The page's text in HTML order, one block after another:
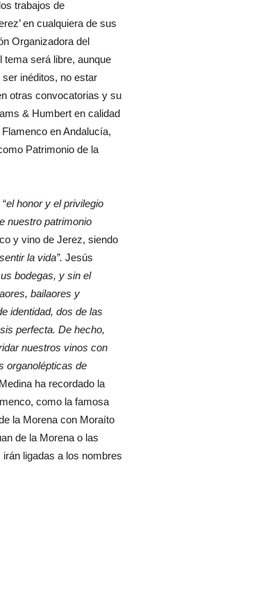
trabajos de
en cualquiera de sus
Organizadora del
tema será libre, aunque
ser inéditos, no estar
otras convocatorias y su
& Humbert en calidad
en Andalucía,
Patrimonio de la
el honor y el privilegio
nuestro patrimonio
y vino de Jerez, siendo
la vida”. Jesús
bodegas, y sin el
bailaores y
identidad, dos de las
perfecta. De hecho,
nuestros vinos con
organolépticas de
ha recordado la
como la famosa
la Morena con Moraíto
de la Morena o las
ligadas a los nombres